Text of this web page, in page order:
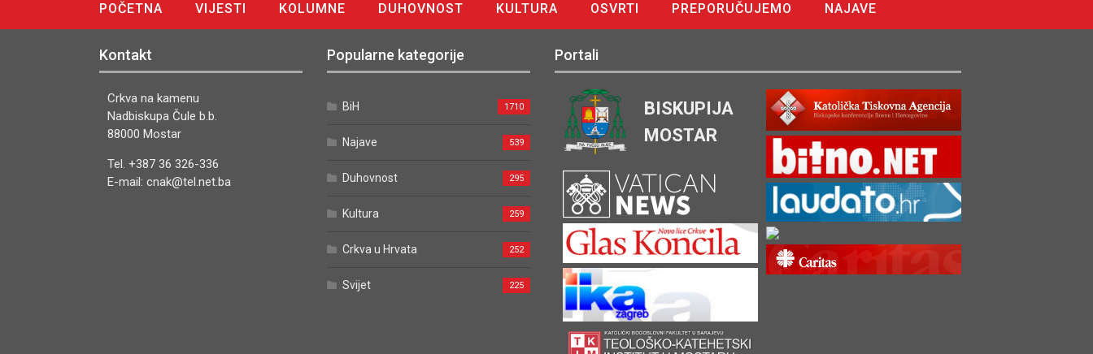
POČETNA VIJESTI KOLUMNE DUHOVNOST KULTURA OSVRTI PREPORUČUJEMO
NAJAVE
Kontakt
Crkva na kamenu
Nadbiskupa Čule b.b.
88000 Mostar
Tel. +387 36 326-336
E-mail: cnak@tel.net.ba
Popularne kategorije
BiH 1710
Najave 539
Duhovnost 295
Kultura 259
Crkva u Hrvata 252
Svijet 225
Portali
BISKUPIJA
MOSTAR